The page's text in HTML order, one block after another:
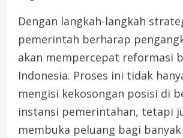
Dengan langkah-langkah
pemerintah berharap
akan mempercepat reformasi
Indonesia. Proses ini tidak
mengisi kekosongan posisi di
instansi pemerintahan, tetapi
membuka peluang bagi